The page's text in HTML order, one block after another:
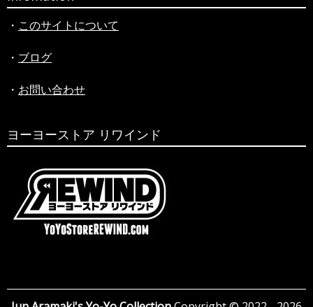
・ このサイトについて
・ ブログ
・ お問い合わせ
ヨーヨーストア リワインド